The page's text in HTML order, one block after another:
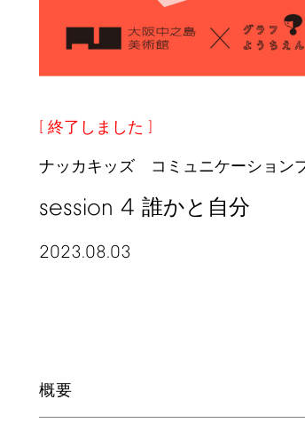
終了しました
ナッカキッズ コミュニケーション
session 4 誰かと自分
2023.08.03
概要